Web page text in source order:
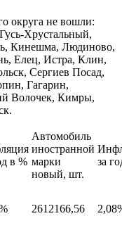
округа не вошли:
Хрустальный,
Кинешма, Людиново,
Елец, Истра, Клин,
Сергиев Посад,
Гагарин,
Волочек, Кимры,
в %
Автомобиль
иностранной
марки
новый, шт.
за
2612166,56